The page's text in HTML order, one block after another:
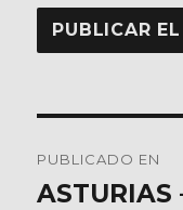
de
PUBLICADO EN